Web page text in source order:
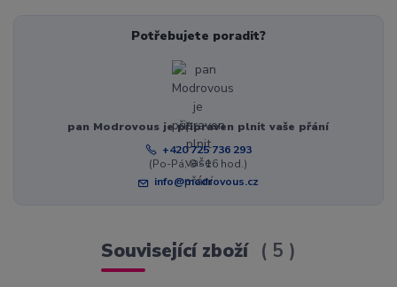
Potřebujete poradit?
pan Modrovous je připraven plnit vaše přání
+420 725 736 293
(Po-Pá, 8 - 16 hod.)
info@modrovous.cz
Související zboží 5